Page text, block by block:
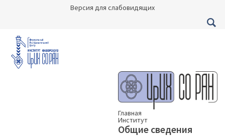
Версия для слабовидящих
Главная
Институт
Общие сведения